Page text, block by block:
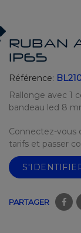
RUBAN
IP65
Référence:
Rallonge avec 1
bandeau led 8
Connectez-vous
tarifs et passer
PARTAGER